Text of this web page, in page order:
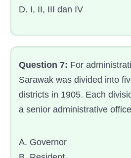
D. I, II, III dan IV
Question 7: For
Sarawak was divided into
districts in 1905. Each
a senior administrative
A. Governor